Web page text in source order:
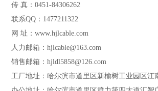
传 真：0451-84306262
联系QQ：1477211322
网 址：www.hjlcable.com
人力邮箱：hjlcable@163.com
销售邮箱：hjldl5858@126.com
工厂地址：哈尔滨市道里区新榆树工业园区江